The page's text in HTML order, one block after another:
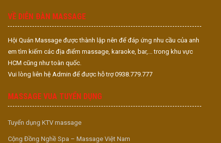
VỀ DIỄN ĐÀN MASSAGE
Hội Quán Massage được thành lập nên để đáp ứng nhu cầu của anh
em tìm kiếm các địa điểm massage, karaoke, bar,... trong khu vực
HCM cũng như toàn quốc.
Vui lòng liên hệ Admin để được hỗ trợ 0938.779.777
MASSAGE VUA TUYỂN DỤNG
Tuyển dụng KTV massage
Cộng Đồng Nghề Spa – Massage Việt Nam